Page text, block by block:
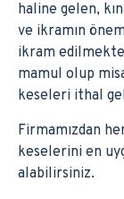
haline gelen,
ve ikramın
ikram
mamul olup
keseleri ithal
Firmamızdan
keselerini en
alabilirsiniz.